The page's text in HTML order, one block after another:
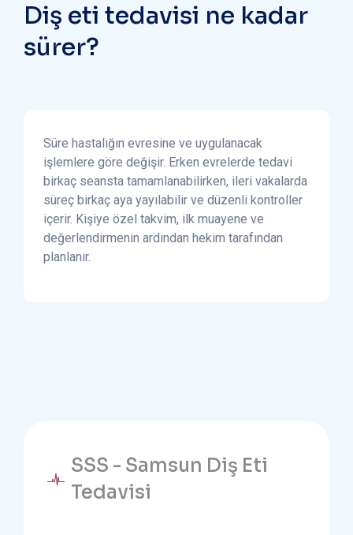
Diş eti tedavisi ne kadar
sürer?
Süre hastalığın evresine ve uygulanacak
işlemlere göre değişir. Erken evrelerde tedavi
birkaç seansta tamamlanabilirken, ileri vakalarda
süreç birkaç aya yayılabilir ve düzenli kontroller
içerir. Kişiye özel takvim, ilk muayene ve
değerlendirmenin ardından hekim tarafından
planlanır.
SSS - Samsun Diş Eti
Tedavisi